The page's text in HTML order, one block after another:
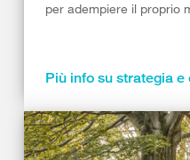
per adempiere il proprio
Più info su strategia